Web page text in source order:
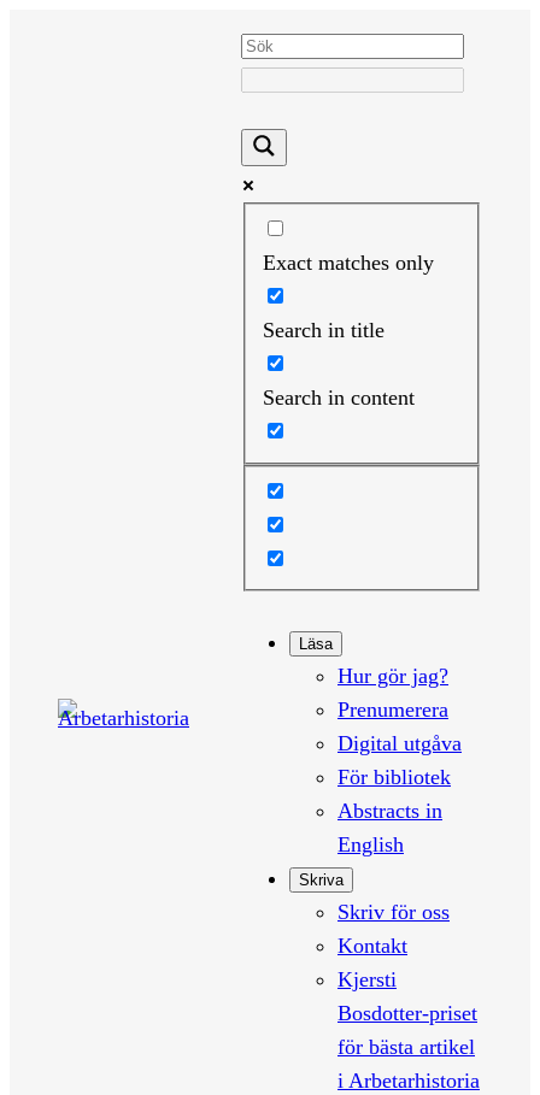
Exact matches only
Search in title
Search in content
Läsa
Hur gör jag?
Prenumerera
Digital utgåva
För bibliotek
Abstracts in
English
Skriva
Skriv för oss
Kontakt
Kjersti
Bosdotter-priset
för bästa artikel
i Arbetarhistoria